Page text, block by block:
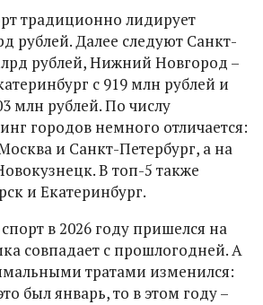
традиционно лидирует
рублей. Далее следуют Санкт-
рублей, Нижний Новгород –
с 919 млн рублей и
млн рублей. По числу
городов немного отличается:
и Санкт-Петербург, а на
В топ-5 также
и Екатеринбург.
в 2026 году пришелся на
совпадает с прошлогодней. А
тратами изменился:
был январь, то в этом году –